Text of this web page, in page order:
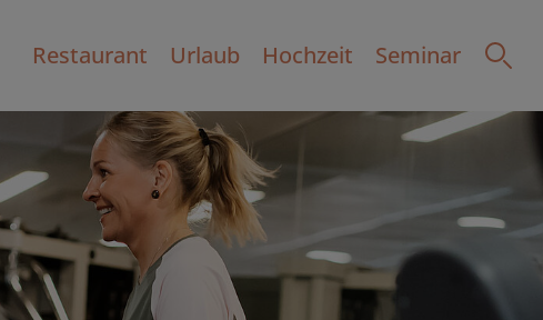
Restaurant Urlaub Hochzeit Seminar